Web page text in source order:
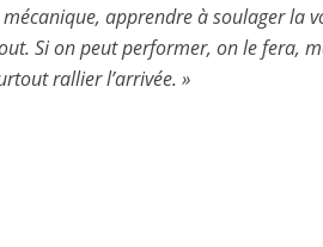
apprendre à soulager la
Si on peut performer, on le fera,
rallier l’arrivée. »